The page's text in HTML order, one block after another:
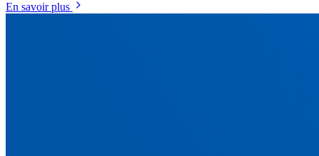
En savoir plus